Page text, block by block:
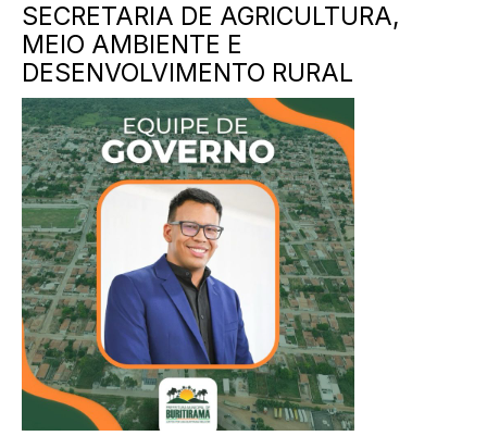
SECRETARIA DE AGRICULTURA,
MEIO AMBIENTE E
DESENVOLVIMENTO RURAL